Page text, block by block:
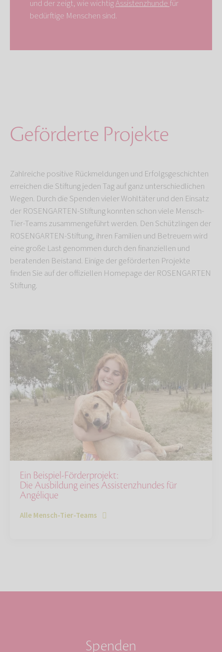
und der zeigt, wie wichtigAssistenzhunde für
bedürftige Menschen sind.
Geförderte Projekte
Zahlreiche positive Rückmeldungen und Erfolgsgeschichten
erreichen die Stiftung jeden Tag auf ganz unterschiedlichen
Wegen. Durch die Spenden vieler Wohltäter und den Einsatz
der ROSENGARTEN-Stiftung konnten schon viele Mensch-
Tier-Teams zusammengeführt werden. Den Schützlingen der
ROSENGARTEN-Stiftung, ihren Familien und Betreuern wird
eine große Last genommen durch den finanziellen und
beratenden Beistand. Einige der geförderten Projekte
finden Sie auf der offiziellen Homepage der ROSENGARTEN
Stiftung.
Ein Beispiel-Förderprojekt:
Die Ausbildung eines Assistenzhundes für
Angélique
Alle Mensch-Tier-Teams
Spenden